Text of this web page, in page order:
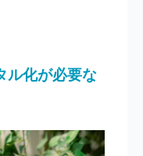
ル化が必要な